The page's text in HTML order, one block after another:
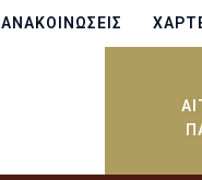
ΑΝΑΚΟΙΝΏΣΕΙΣ